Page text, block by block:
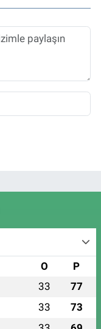
O P
33 77
33 73